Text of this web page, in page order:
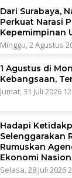
Dari Surabaya,
Perkuat Narasi
Kepemimpinan
Minggu, 2 Agustus
1 Agustus di
Kebangsaan,
Jumat, 31 Juli 2026
Hadapi
Selenggarakan
Rumuskan
Ekonomi
Selasa, 28 Juli 2026